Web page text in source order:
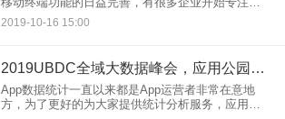
移动互联网领域的拓展。企业app开发有着看得见、
摸得着的价值可言。现在市面上比较常见的app开发
2019-10-16 15:00
2019UBDC全域大数据峰会，应用公园&友盟诚邀您参加
App数据统计一直以来都是App运营者非常在意地
方，为了更好的为大家提供统计分析服务，应用公